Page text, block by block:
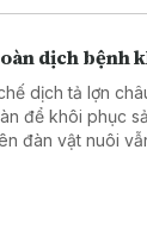
dịch bệnh
dịch tả lợn
để khôi phục
đàn vật nuôi